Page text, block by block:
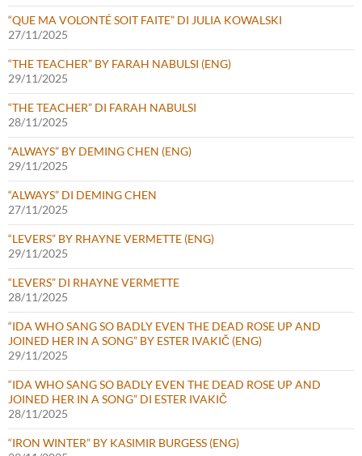
“QUE MA VOLONTÉ SOIT FAITE” DI JULIA KOWALSKI
27/11/2025
“THE TEACHER” BY FARAH NABULSI (ENG)
29/11/2025
“THE TEACHER” DI FARAH NABULSI
28/11/2025
“ALWAYS” BY DEMING CHEN (ENG)
29/11/2025
“ALWAYS” DI DEMING CHEN
27/11/2025
“LEVERS” BY RHAYNE VERMETTE (ENG)
29/11/2025
“LEVERS” DI RHAYNE VERMETTE
28/11/2025
“IDA WHO SANG SO BADLY EVEN THE DEAD ROSE UP AND
JOINED HER IN A SONG” BY ESTER IVAKIČ (ENG)
29/11/2025
“IDA WHO SANG SO BADLY EVEN THE DEAD ROSE UP AND
JOINED HER IN A SONG” DI ESTER IVAKIČ
28/11/2025
“IRON WINTER” BY KASIMIR BURGESS (ENG)